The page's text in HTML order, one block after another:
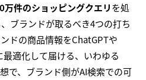
万件のショッピングクエリを処
ブランドが取るべき4つの打ち
ドの商品情報をChatGPTや
適化して届ける、いわゆる
で、ブランド側がAI検索での可